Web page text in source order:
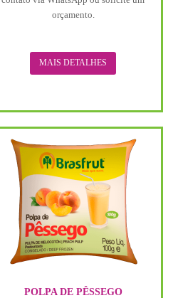
orçamento.
MAIS DETALHES
POLPA DE PÊSSEGO